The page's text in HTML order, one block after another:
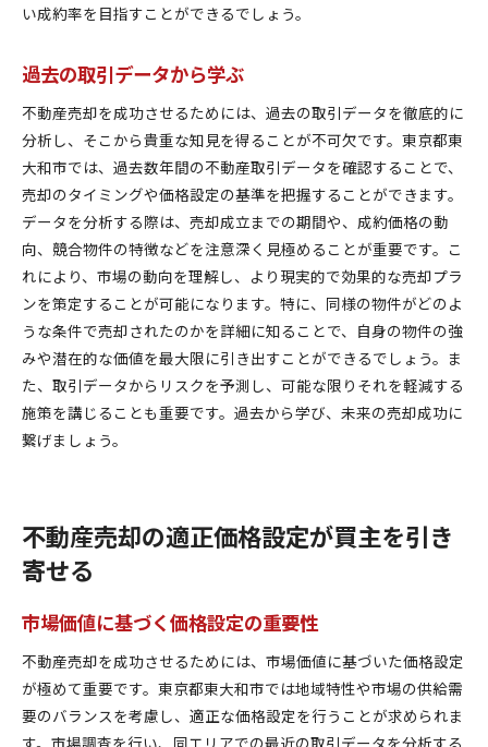
い成約率を目指すことができるでしょう。
過去の取引データから学ぶ
不動産売却を成功させるためには、過去の取引データを徹底的に
分析し、そこから貴重な知見を得ることが不可欠です。東京都東
大和市では、過去数年間の不動産取引データを確認することで、
売却のタイミングや価格設定の基準を把握することができます。
データを分析する際は、売却成立までの期間や、成約価格の動
向、競合物件の特徴などを注意深く見極めることが重要です。こ
れにより、市場の動向を理解し、より現実的で効果的な売却プラ
ンを策定することが可能になります。特に、同様の物件がどのよ
うな条件で売却されたのかを詳細に知ることで、自身の物件の強
みや潜在的な価値を最大限に引き出すことができるでしょう。ま
た、取引データからリスクを予測し、可能な限りそれを軽減する
施策を講じることも重要です。過去から学び、未来の売却成功に
繋げましょう。
不動産売却の適正価格設定が買主を引き
寄せる
市場価値に基づく価格設定の重要性
不動産売却を成功させるためには、市場価値に基づいた価格設定
が極めて重要です。東京都東大和市では地域特性や市場の供給需
要のバランスを考慮し、適正な価格設定を行うことが求められま
す。市場調査を行い、同エリアでの最近の取引データを分析する